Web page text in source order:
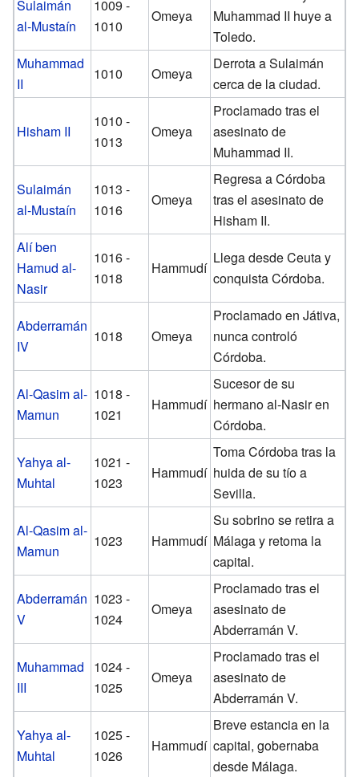
Sulaimán
al-Mustaín
1009 -
1010
Omeya
Muhammad II huye a
Toledo.
Muhammad
II
1010 Omeya
Derrota a Sulaimán
cerca de la ciudad.
Hisham II
1010 -
1013
Omeya
Proclamado tras el
asesinato de
Muhammad II.
Sulaimán
al-Mustaín
1013 -
1016
Omeya
Regresa a Córdoba
tras el asesinato de
Hisham II.
Alí ben
Hamud al-
Nasir
1016 -
1018
Hammudí
Llega desde Ceuta y
conquista Córdoba.
Abderramán
IV
1018 Omeya
Proclamado en Játiva,
nunca controló
Córdoba.
Al-Qasim al-
Mamun
1018 -
1021
Hammudí
Sucesor de su
hermano al-Nasir en
Córdoba.
Yahya al-
Muhtal
1021 -
1023
Hammudí
Toma Córdoba tras la
huida de su tío a
Sevilla.
Al-Qasim al-
Mamun
1023 Hammudí
Su sobrino se retira a
Málaga y retoma la
capital.
Abderramán
V
1023 -
1024
Omeya
Proclamado tras el
asesinato de
Abderramán V.
Muhammad
III
1024 -
1025
Omeya
Proclamado tras el
asesinato de
Abderramán V.
Yahya al-
Muhtal
1025 -
1026
Hammudí
Breve estancia en la
capital, gobernaba
desde Málaga.